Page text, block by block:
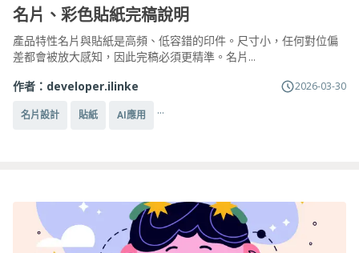
名片、彩色貼紙完稿說明
產品特性名片與貼紙是高頻、低容錯的印件。尺寸小，任何對位偏
差都會被放大感知，因此完稿必須更精準。名片...
作者： developer.ilinke 2026-03-30
名片設計 貼紙 AI應用 ...